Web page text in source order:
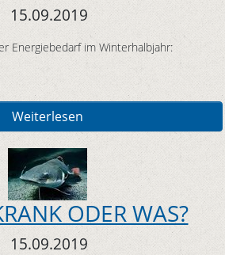
15.09.2019
Energiebedarf im Winterhalbjahr:
Weiterlesen
ODER WAS?
15.09.2019